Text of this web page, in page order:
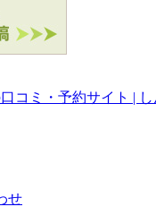
コミ・予約サイト |
せ